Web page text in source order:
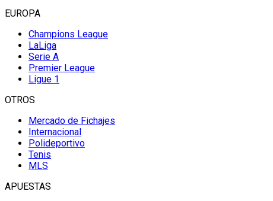
EUROPA
Champions League
LaLiga
Serie A
Premier League
Ligue 1
OTROS
Mercado de Fichajes
Internacional
Polideportivo
Tenis
MLS
APUESTAS